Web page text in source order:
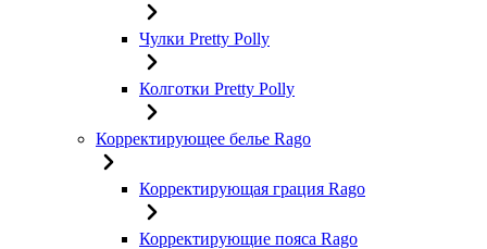
Чулки Pretty Polly
Колготки Pretty Polly
Корректирующее белье Rago
Корректирующая грация Rago
Корректирующие пояса Rago